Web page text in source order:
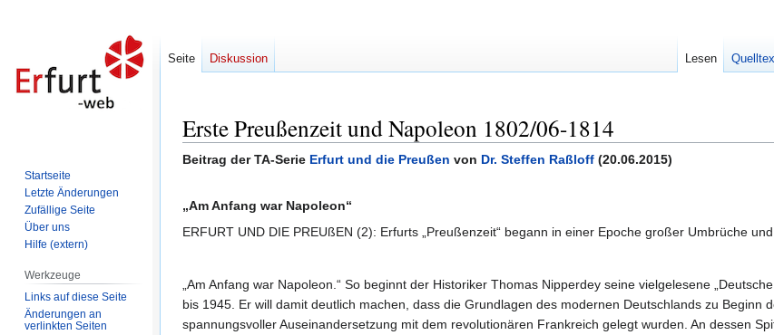
Zur
Navigation
springen
Zur
Suche
springen
Erste Preußenzeit und Napoleon 1802/06-1814
Beitrag der TA-Serie Erfurt und die Preußen von Dr. Steffen Raßloff (20.06.2015)
„Am Anfang war Napoleon“
ERFURT UND DIE PREUßEN (2): Erfurts „Preußenzeit“ begann in einer Epoche großer Umbrüche
„Am Anfang war Napoleon.“ So beginnt der Historiker Thomas Nipperdey seine vielgelesene
bis 1945. Er will damit deutlich machen, dass die Grundlagen des modernen Deutschlands zu Beginn
spannungsvoller Auseinandersetzung mit dem revolutionären Frankreich gelegt wurden. An dessen
Seite Diskussion Lesen
Startseite
Letzte Änderungen
Zufällige Seite
Über uns
Hilfe (extern)
Werkzeuge
Links auf diese Seite
Änderungen an
verlinkten Seiten